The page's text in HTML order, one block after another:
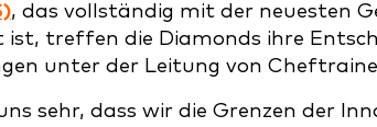
, das vollständig mit der neuesten
treffen die Diamonds ihre
unter der Leitung von
sehr, dass wir die Grenzen der